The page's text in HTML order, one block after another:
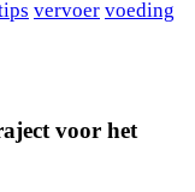
vervoer voeding
voor het